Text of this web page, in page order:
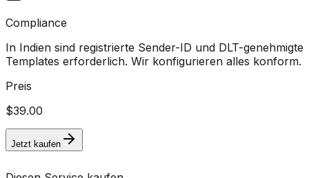
Compliance
In Indien sind registrierte Sender-ID und DLT-genehmigte
Templates erforderlich. Wir konfigurieren alles konform.
Preis
$39.00
Jetzt kaufen